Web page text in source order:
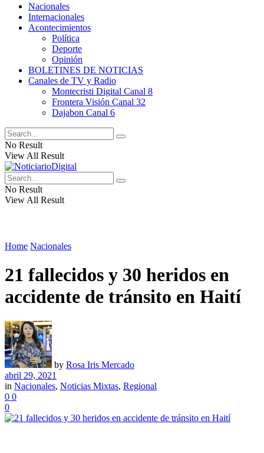
Nacionales
Internacionales
Acontecimientos
Política
Deporte
Opinión
BOLETINES DE NOTICIAS
Canales de TV y Radio
Montecristi Digital Canal 8
Frontera Visión Canal 32
Dajabon Canal 6
No Result
View All Result
No Result
View All Result
Home Nacionales
21 fallecidos y 30 heridos en
accidente de tránsito en Haití
by Rosa Iris Mercado
abril 29, 2021
in Nacionales, Noticias Mixtas, Regional
0 0
0